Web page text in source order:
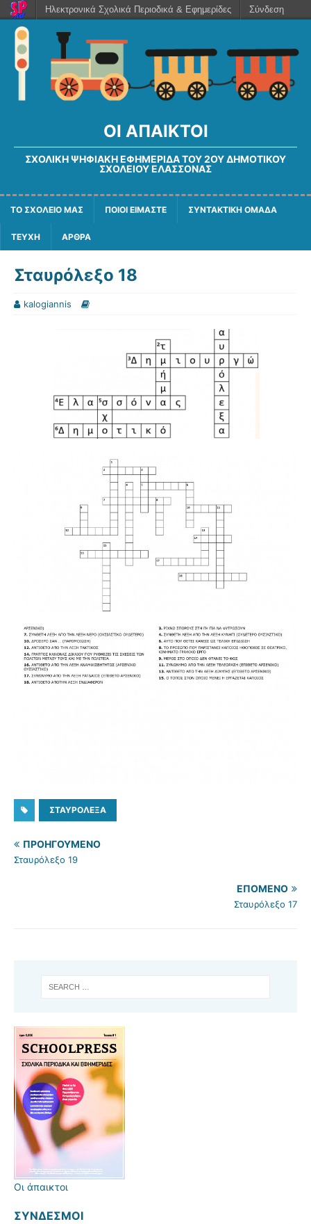
ΟΙ ΆΠΑΙΚΤΟΙ
ΣΧΟΛΙΚΉ ΨΗΦΙΑΚΉ ΕΦΗΜΕΡΊΔΑ ΤΟΥ 2ΟΥ ΔΗΜΟΤΙΚΟΎ
ΣΧΟΛΕΊΟΥ ΕΛΑΣΣΌΝΑΣ
ΤΟ ΣΧΟΛΕΙΟ ΜΑΣ ΠΟΙΟΙ ΕΙΜΑΣΤΕ ΣΥΝΤΑΚΤΙΚΗ ΟΜΑΔΑ
ΤΕΥΧΗ ΑΡΘΡΑ
Σταυρόλεξο 18
kalogiannis
ΣΤΑΥΡΌΛΕΞΑ
ΠΡΟΗΓΟΎΜΕΝΟ
Σταυρόλεξο 19
ΕΠΌΜΕΝΟ
Σταυρόλεξο 17
Οι άπαικτοι
ΣΎΝΔΕΣΜΟΙ
Ηλεκτρονικά Σχολικά Περιοδικά & Εφημερίδες Σύνδεση